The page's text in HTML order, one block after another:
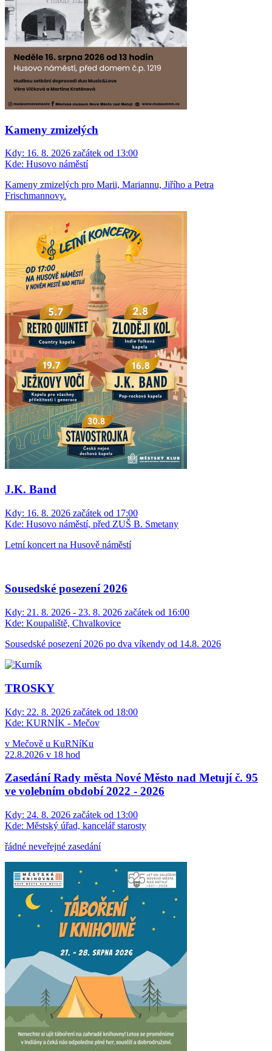
Kameny zmizelých
Kdy: 16. 8. 2026 začátek od 13:00
Kde: Husovo náměstí
Kameny zmizelých pro Marii, Mariannu, Jiřího a Petra
Frischmannovy.
J.K. Band
Kdy: 16. 8. 2026 začátek od 17:00
Kde: Husovo náměstí, před ZUŠ B. Smetany
Letní koncert na Husově náměstí
Sousedské posezení 2026
Kdy: 21. 8. 2026 - 23. 8. 2026 začátek od 16:00
Kde: Koupaliště, Chvalkovice
Sousedské posezení 2026 po dva víkendy od 14.8. 2026
TROSKY
Kdy: 22. 8. 2026 začátek od 18:00
Kde: KURNÍK - Mečov
v Mečově u KuRNíKu
22.8.2026 v 18 hod
Zasedání Rady města Nové Město nad Metují č. 95
ve volebním období 2022 - 2026
Kdy: 24. 8. 2026 začátek od 13:00
Kde: Městský úřad, kancelář starosty
řádné neveřejné zasedání